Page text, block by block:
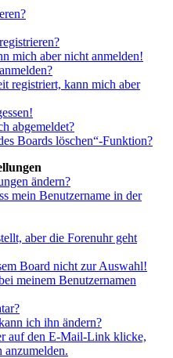
mich aber nicht anmelden!
registriert, kann mich aber
abgemeldet?
Boards löschen“-Funktion?
ändern?
mein Benutzername in der
aber die Forenuhr geht
Board nicht zur Auswahl!
meinem Benutzernamen
ich ihn ändern?
auf den E-Mail-Link klicke,
anzumelden.